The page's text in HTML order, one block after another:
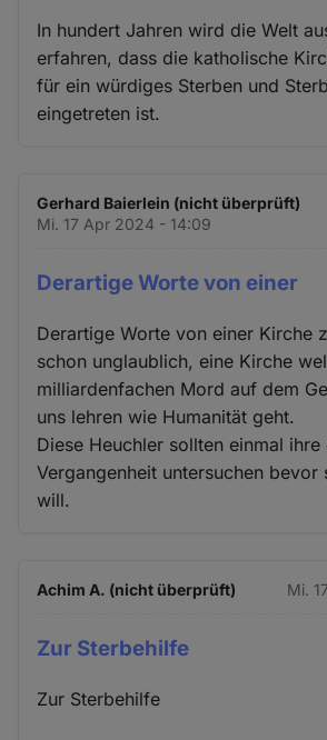
In hundert Jahren wird die Welt
erfahren, dass die katholische
für ein würdiges Sterben und
eingetreten ist.
Gerhard Baierlein (nicht überprüft)
Mi. 17 Apr 2024 - 14:09
Derartige Worte von einer
Derartige Worte von einer Kirche
schon unglaublich, eine Kirche
milliardenfachen Mord auf dem
uns lehren wie Humanität geht.
Diese Heuchler sollten einmal ihre
Vergangenheit untersuchen bevor
will.
Achim A. (nicht überprüft) Mi.
Zur Sterbehilfe
Zur Sterbehilfe